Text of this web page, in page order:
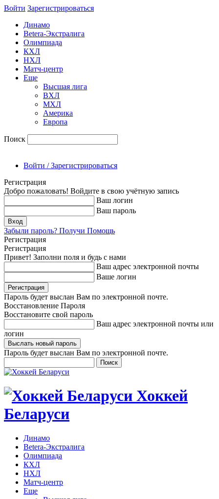
Войти Зарегиcтрироваться
Динамо
Betera-Экстралига
Олимпиада
КХЛ
НХЛ
Матч-центр
Еще
Высшая лига
ВХЛ
МХЛ
Америка
Европа
Поиск
Войти / Зарегистрироваться
Регистрация
Добро пожаловать! Войдите в свою учётную запись
Ваш логин
Ваш пароль
Забыли пароль? Получи Помощь
Регистрация
Регистрация
Привет! Заполни поля и будь с нами
Ваш адрес электронной почты
Ваше логин
Пароль будет выслан Вам по электронной почте.
Восстановление Пароля
Восстановите свой пароль
Ваш адрес электронной почты или
логин
Пароль будет выслан Вам по электронной почте.
Хоккей
Беларуси
Динамо
Betera-Экстралига
Олимпиада
КХЛ
НХЛ
Матч-центр
Еще